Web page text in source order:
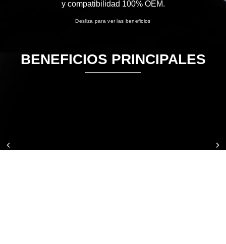
y compatibilidad 100% OEM.
Desliza para ver las beneficios
BENEFICIOS PRINCIPALES